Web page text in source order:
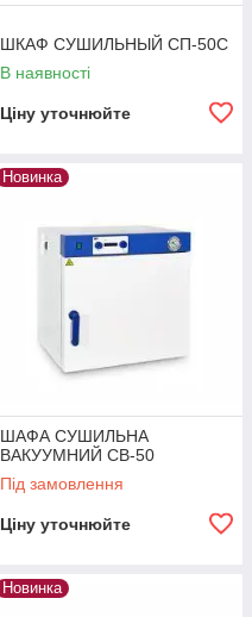
ШКАФ СУШИЛЬНЫЙ СП-50С
В наявності
Ціну уточнюйте
Новинка
ШАФА СУШИЛЬНА
ВАКУУМНИЙ СВ-50
Під замовлення
Ціну уточнюйте
Новинка